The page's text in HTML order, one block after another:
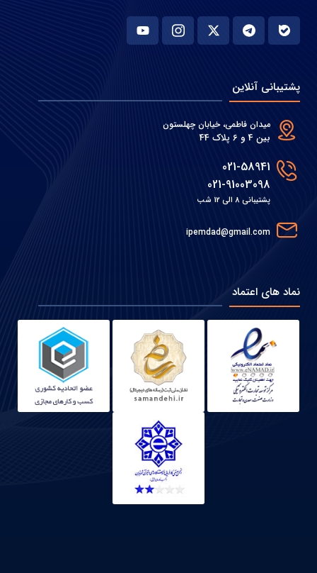
پشتیبانی آنلاین
میدان فاطمی، خیابان چهلستون
بین 4 و 6 پلاک 44
021-58941
021-91003098
پشتیبانی 8 الی 12 شب
ipemdad@gmail.com
نماد های اعتماد